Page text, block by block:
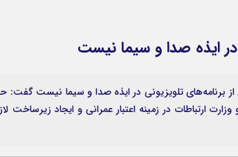
ایذه صدا و سیما نیست
برنامه‌های تلویزیونی در ایذه صدا و سیما نیست گفت:
ارتباطات در زمینه اعتبار عمرانی و ایجاد زیرساخت